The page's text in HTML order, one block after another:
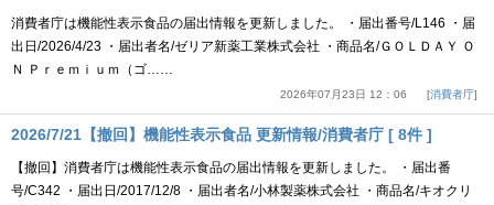
消費者庁は機能性表示食品の届出情報を更新しました。 ・届出番号/L146 ・届
出日/2026/4/23 ・届出者名/ゼリア新薬工業株式会社 ・商品名/ＧＯＬＤＡＹ Ｏ
Ｎ Ｐｒｅｍｉｕｍ（ゴ……
2026年07月23日 12：06 消費者庁
2026/7/21【撤回】機能性表示食品 更新情報/消費者庁 [ 8件 ]
【撤回】消費者庁は機能性表示食品の届出情報を更新しました。 ・届出番
号/C342 ・届出日/2017/12/8 ・届出者名/小林製薬株式会社 ・商品名/キオクリ